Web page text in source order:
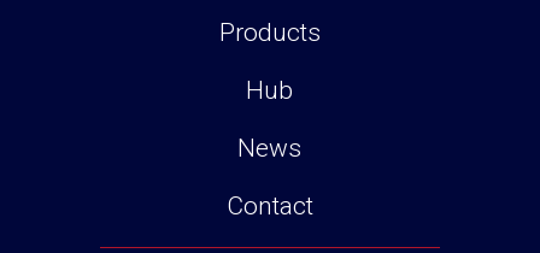
Products
Hub
News
Contact